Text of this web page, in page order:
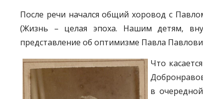
После речи начался общий хоровод с
(Жизнь – целая эпоха. Нашим детям,
представление об оптимизме Павла
Что
в